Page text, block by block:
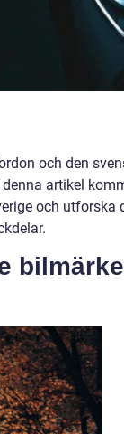
och den
artikel
och utforska